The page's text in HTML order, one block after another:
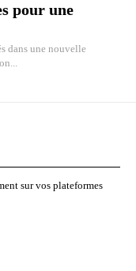
pour une
dans une nouvelle
sur vos plateformes